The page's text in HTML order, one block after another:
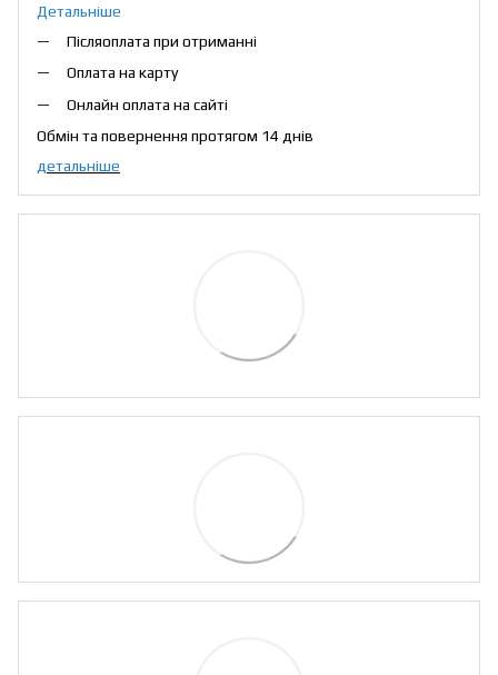
Детальніше
Післяоплата при отриманні
Оплата на карту
Онлайн оплата на сайті
Обмін та повернення протягом 14 днів
детальніше